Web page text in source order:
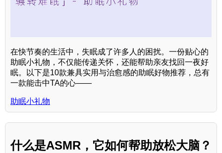
在快节奏的生活中，失眠成了许多人的困扰。一份贴心的
助眠小礼物，不仅能传递关怀，还能帮助亲友找回一夜好
眠。以下是10款兼具实用与治愈感的助眠好物推荐，总有
一款能击中TA的心——
助眠小礼物
什么是ASMR，它如何帮助放松大脑？